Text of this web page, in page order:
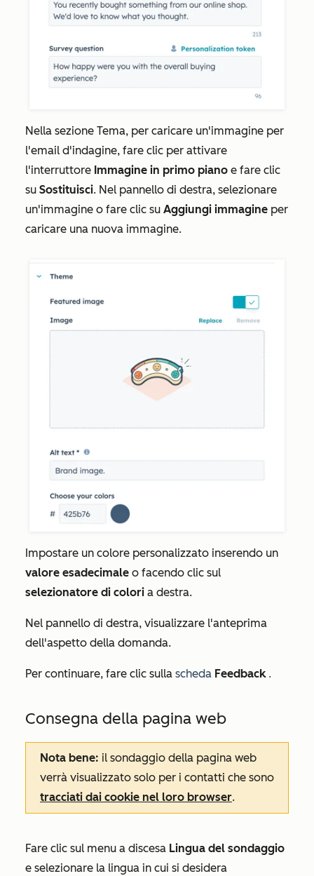
Nella sezione Tema, per caricare un'immagine per
l'email d'indagine, fare clic per attivare
l'interruttore Immagine in primo piano e fare clic
su Sostituisci. Nel pannello di destra, selezionare
un'immagine o fare clic su Aggiungi immagine per
caricare una nuova immagine.
Impostare un colore personalizzato inserendo un
valore esadecimale o facendo clic sul
selezionatore di colori a destra.
Nel pannello di destra, visualizzare l'anteprima
dell'aspetto della domanda.
Per continuare, fare clic sulla scheda Feedback .
Consegna della pagina web
Nota bene: il sondaggio della pagina web
verrà visualizzato solo per i contatti che sono
tracciati dai cookie nel loro browser.
Fare clic sul menu a discesa Lingua del sondaggio
e selezionare la lingua in cui si desidera